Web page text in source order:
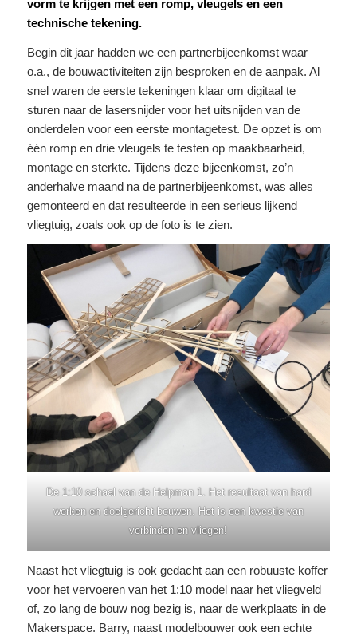
vorm te krijgen met een romp, vleugels en een
technische tekening.
Begin dit jaar hadden we een partnerbijeenkomst waar
o.a., de bouwactiviteiten zijn besproken en de aanpak. Al
snel waren de eerste tekeningen klaar om digitaal te
sturen naar de lasersnijder voor het uitsnijden van de
onderdelen voor een eerste montagetest. De opzet is om
één romp en drie vleugels te testen op maakbaarheid,
montage en sterkte. Tijdens deze bijeenkomst, zo’n
anderhalve maand na de partnerbijeenkomst, was alles
gemonteerd en dat resulteerde in een serieus lijkend
vliegtuig, zoals ook op de foto is te zien.
De 1:10 schaal van de Helpman 1. Het resultaat van hard
werken en doelgericht bouwen. Het is een kwestie van
verbinden en vliegen!
Naast het vliegtuig is ook gedacht aan een robuuste koffer
voor het vervoeren van het 1:10 model naar het vliegveld
of, zo lang de bouw nog bezig is, naar de werkplaats in de
Makerspace. Barry, naast modelbouwer ook een echte